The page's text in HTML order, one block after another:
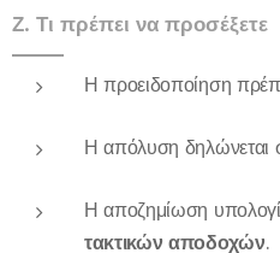
Ζ. Τι πρέπει να προσέξετε
Η προειδοποίηση
Η απόλυση δηλώνεται
Η αποζημίωση
τακτικών αποδοχών.